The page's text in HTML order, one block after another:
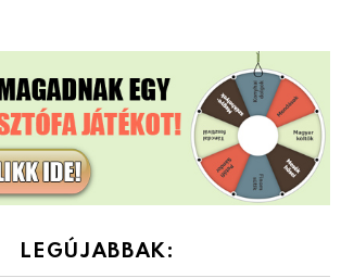
LEGÚJABBAK: